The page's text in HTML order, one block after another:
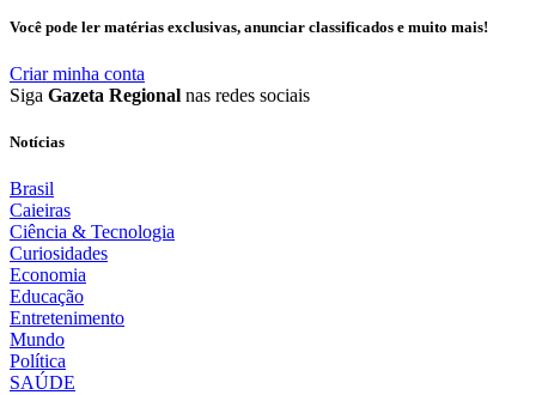
Você pode ler matérias exclusivas, anunciar classificados e muito mais!
Criar minha conta
Siga Gazeta Regional nas redes sociais
Notícias
Brasil
Caieiras
Ciência & Tecnologia
Curiosidades
Economia
Educação
Entretenimento
Mundo
Política
SAÚDE